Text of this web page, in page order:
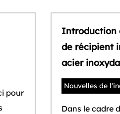
processus conventionnel
des gobelets en
notre vie quotidienne, tasses